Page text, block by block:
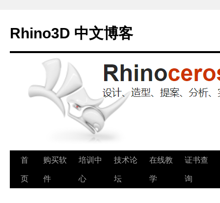
Rhino3D 中文博客
跳
至
首
页
购买软
件
培训中
心
技术论
坛
在线教
学
证书查
询